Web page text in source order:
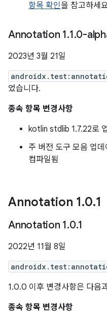
항목 확인을 참고하세
Annotation 1.1.0-
2023년 3월 21일
었습니다.
종속 항목 변경사항
kotlin stdlib 1.7.22로
주 버전 도구 모음 업
컴파일됨
Annotation 1.0.1
Annotation 1.0.1
2022년 11월 8일
1.0.0 이후 변경사항은 다음
종속 항목 변경사항